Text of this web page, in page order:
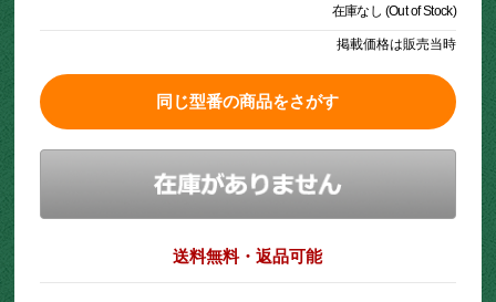
在庫なし (Out of Stock)
掲載価格は販売当時
同じ型番の商品をさがす
送料無料・返品可能